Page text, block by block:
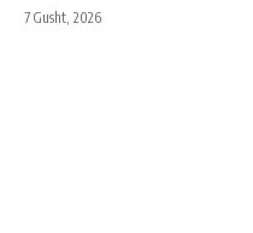
7 Gusht, 2026